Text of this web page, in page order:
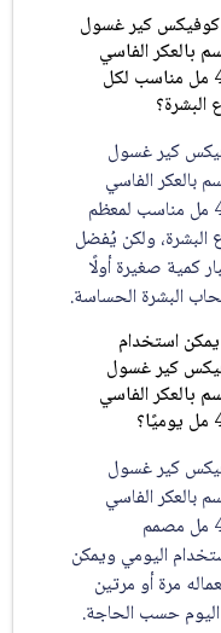
كير غسول
الفاسي
مناسب لكل
كير غسول
الفاسي
مناسب لمعظم
ولكن يُفضل
كمية صغيرة أولًا
البشرة الحساسة.
استخدام
كير غسول
الفاسي
كير غسول
الفاسي
مصمم
اليومي ويمكن
مرة أو مرتين
حسب الحاجة.